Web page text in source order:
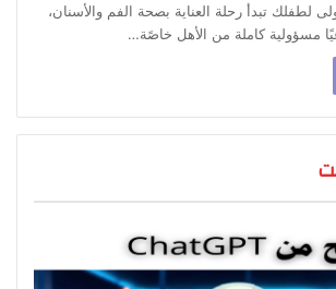
لطفلك تبدأ رحلة العناية بصحة الفم والأسنان،
مسؤولية كاملة من الأهل خاصًة…